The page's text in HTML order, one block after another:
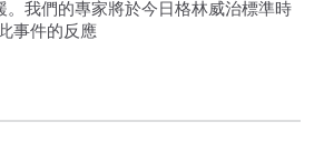
。我們的專家將於今日格林威治標準時
事件的反應